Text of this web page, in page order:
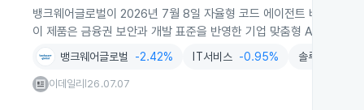
뱅크웨어글로벌이 2026년 7월 8일 자율형 코드 에이전트 비엑스
이 제품은 금융권 보안과 개발 표준을 반영한 기업 맞춤형 AI 코딩 도
뱅크웨어글로벌 -2.42% IT서비스 -0.95% 솔루션
이데일리 26.07.07